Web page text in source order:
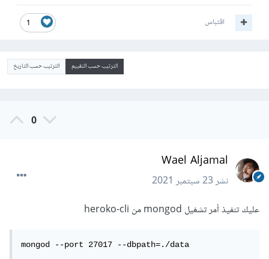
1 اقتباس
الترتيب حسب التقييم الترتيب حسب التاريخ
0
Wael Aljamal
نشر23 سبتمبر 2021
عليك تنفيذ أمر تشغيل mongod من heroko-cli
mongod --port 27017 --dbpath=./data